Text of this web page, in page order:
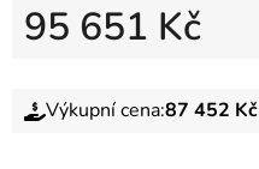
95 651 Kč
Výkupní cena:87 452 Kč